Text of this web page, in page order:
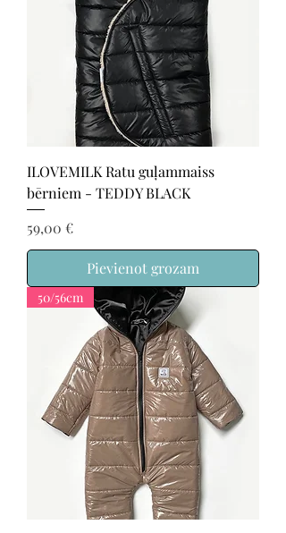
ILOVEMILK Ratu guļammaiss
bērniem - TEDDY BLACK
Cena
59,00 €
Pievienot grozam
50/56cm